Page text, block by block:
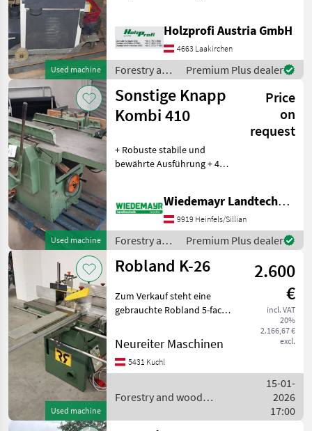
Used machine
Messer, 540
kgPreisänderungen
vorbehalten, Irrtümer, Dru
Holzprofi Austria GmbH
4663 Laakirchen
Forestry and
wood
processing
equipment /
Sonstige
Premium Plus dealer
Used machine
Sonstige Knapp
Kombi 410
Price
on
request
+ Robuste stabile und
bewährte Ausführung + 410
Messer Welle + Kreissäge +
Fräse + Fräsanschlag +
Kombiansc
Wiedemayr Landtechnik GmbH
9919 Heinfels/Sillian
Forestry and
wood
processing
Sonstige
Premium Plus dealer
Used machine
Robland K-26
2.600
€
incl. VAT
20%
2.166,67 €
excl.
Zum Verkauf steht eine
gebrauchte Robland 5-fach
Schnittlänge von 1150 mm.
Die Maschine ist in einem
sehr guten Zustand und
Neureiter Maschinen
5431 Kuchl
Forestry and wood
Robland
15-01-
2026
17:00